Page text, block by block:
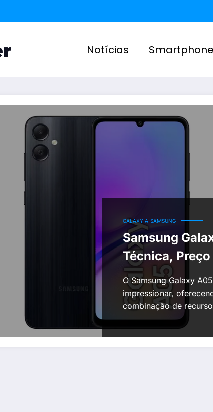
Notícias
GALAXY A SAMSUNG
Samsung
Técnica,
O Samsung Galaxy
impressionar,
combinação de